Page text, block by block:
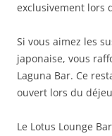
exclusivement lors
Si vous aimez les
japonaise, vous
Laguna Bar. Ce
ouvert lors du
Le Lotus Lounge